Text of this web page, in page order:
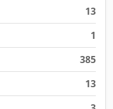
13
1
385
13